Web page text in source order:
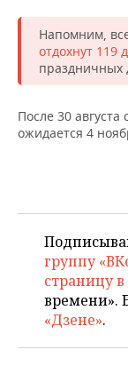
Напомним,
отдохнут 119
праздничных
После 30
ожидается 4
группу
страницу
времени».
«Дзене».